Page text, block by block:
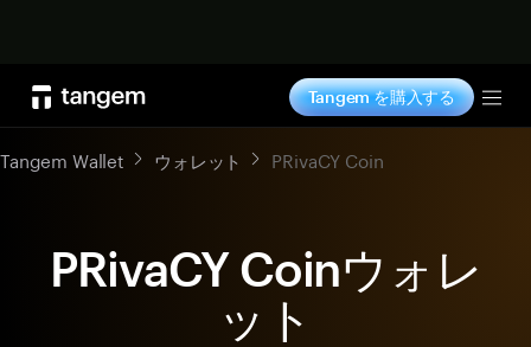
Tangem を購入する
Tangem Wallet ウォレット PRivaCY Coin
PRivaCY Coinウォレ
ット